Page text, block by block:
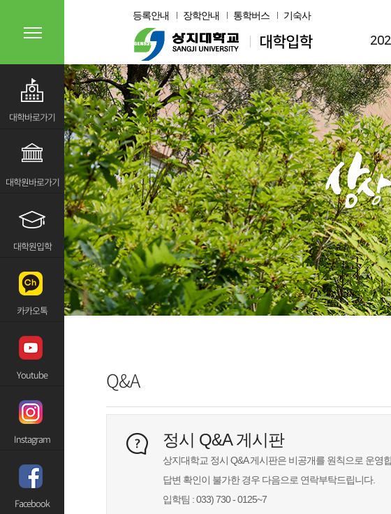
등록안내 장학안내 통학버스 기숙사
대학바로가기
대학원바로가기
대학원입학
카카오톡
Youtube
Instagram
Facebook
Q&A
정시 Q&A 게시판
상지대학교 정시 Q&A 게시판은 비공개를 원칙으로 운영
답변 확인이 불가한 경우 다음으로 연락부탁드립니다.
입학팀 : 033) 730 - 0125~7